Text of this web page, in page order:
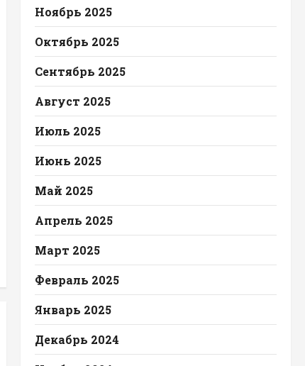
Ноябрь 2025
Октябрь 2025
Сентябрь 2025
Август 2025
Июль 2025
Июнь 2025
Май 2025
Апрель 2025
Март 2025
Февраль 2025
Январь 2025
Декабрь 2024